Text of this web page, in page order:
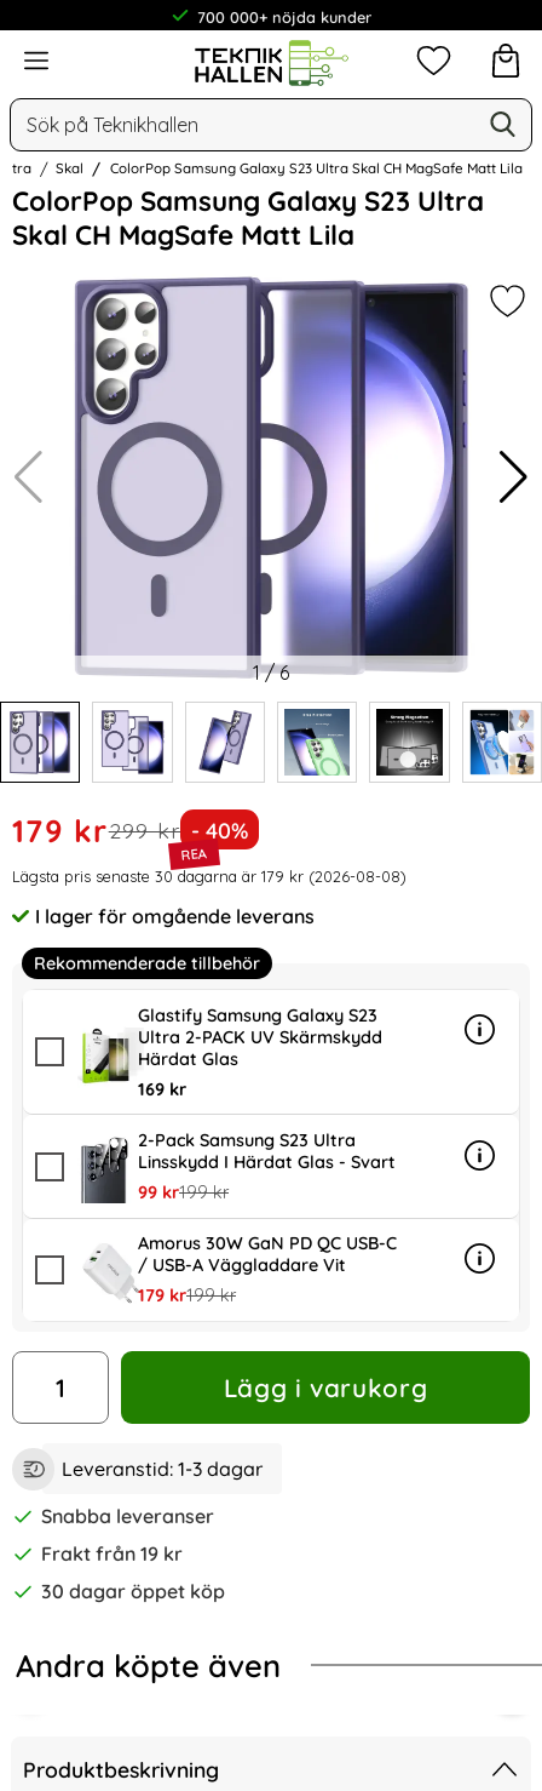
700 000+ nöjda kunder
Meny
Sök
Mina
Skal ColorPop Samsung Galaxy S23 Ultra Skal CH MagSafe Matt Lila
ColorPop Samsung Galaxy S23 Ultra
Skal CH MagSafe Matt Lila
Hoppa
över
Bilder
1/6
Handla denna produkt ColorPop Samsung Galaxy S23
rea pris
179 krtidigare pris
299 kr Priset är nedsatt med
- 40%
Prishistorik
Lägsta pris senaste 30 dagarna är 179 kr (2026-08-08)
Tillgänglighet:
I lager för omgående leverans
Rekommenderade tillbehör
Glastify Samsung Galaxy S23
Ultra 2-PACK UV Skärmskydd
Härdat Glas
169 kr
Info
mer
2-Pack Samsung S23 Ultra
Linsskydd I Härdat Glas - Svart
rea pris
99 krtidigare pris
199 kr
Info
mer
Amorus 30W GaN PD QC USB-C
/ USB-A Väggladdare Vit
rea pris
179 krtidigare pris
199 kr
Info
mer
antal
Lägg i varukorg
Leveranstid: 1-3 dagar
Snabba leveranser
Frakt från 19 kr
30 dagar öppet köp
Andra köpte även
Läder Brun
Galaxy S23 Ultra Skal TPU Shockproof Grå
ColorPop Samsung Galaxy S23
Produktbeskrivning